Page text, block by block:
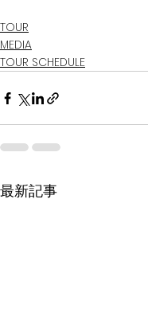
TOUR
MEDIA
TOUR SCHEDULE
最新記事